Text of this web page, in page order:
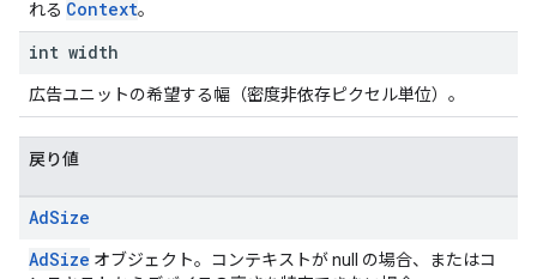
れる Context。
int width
広告ユニットの希望する幅（密度非依存ピクセル単位）。
戻り値
AdSize
AdSize オブジェクト。コンテキストが null の場合、またはコ